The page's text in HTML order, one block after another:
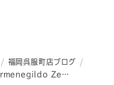
ジ福岡呉服町店ブログ
”世界を纏う”イタリア最高峰《Ermenegildo Zegna》の生地が放つ格別な存在感